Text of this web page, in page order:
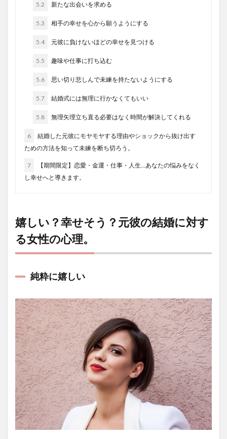
5.2 新たな出会いを求める
5.3 相手の幸せを心から願うようにする
5.4 元彼に負けないほどの幸せを見つける
5.5 趣味や仕事に打ち込む
5.6 思い切り悲しんで未練を持たないようにする
5.7 結婚式には無理に行かなくてもいい
5.8 無理矢理立ち直る必要はなく時間が解決してくれる
6
結婚した元彼にモヤモヤする理由やショックから抜け出す
ための方法を知って未練を断ち切ろう。
7
【期間限定】恋愛・金運・仕事・人生…あなたの悩みをなく
し幸せへと導きます。
嬉しい？幸せそう？元彼の結婚に対す
る女性の心理。
純粋に嬉しい